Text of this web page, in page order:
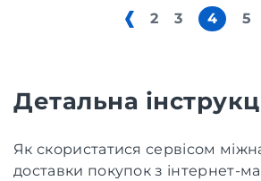
2 3 4 5
Детальна
Як скористатися сервісом
доставки покупок з інтернет-